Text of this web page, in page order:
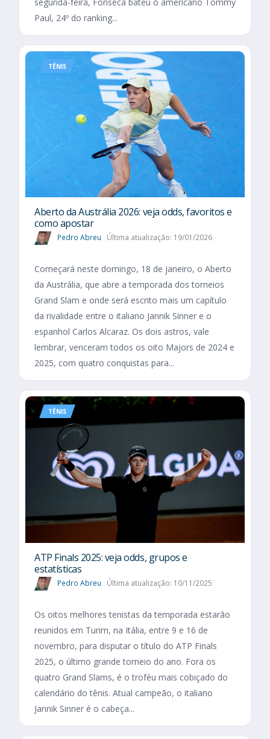
Paul, 24º do ranking...
TÊNIS
Aberto da Austrália 2026: veja odds, favoritos e
como apostar
Pedro Abreu Última atualização: 19/01/2026
Começará neste domingo, 18 de janeiro, o Aberto
da Austrália, que abre a temporada dos torneios
Grand Slam e onde será escrito mais um capítulo
da rivalidade entre o italiano Jannik Sinner e o
espanhol Carlos Alcaraz. Os dois astros, vale
lembrar, venceram todos os oito Majors de 2024 e
2025, com quatro conquistas para...
TÊNIS
ATP Finals 2025: veja odds, grupos e
estatísticas
Pedro Abreu Última atualização: 10/11/2025
Os oitos melhores tenistas da temporada estarão
reunidos em Turim, na Itália, entre 9 e 16 de
novembro, para disputar o título do ATP Finals
2025, o último grande torneio do ano. Fora os
quatro Grand Slams, é o troféu mais cobiçado do
calendário do tênis. Atual campeão, o italiano
Jannik Sinner é o cabeça...